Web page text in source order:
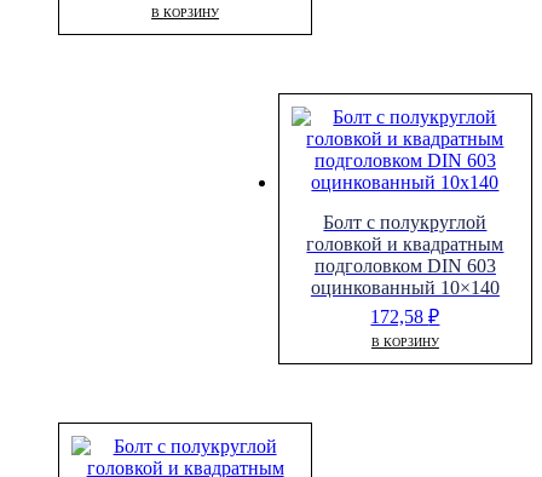
В КОРЗИНУ
Болт с полукруглой
головкой и квадратным
подголовком DIN 603
оцинкованный 10×140
172,58₽
В КОРЗИНУ